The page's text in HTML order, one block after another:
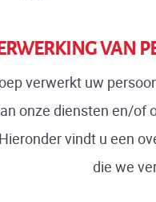
VAN
verwerkt uw
onze diensten en/of
vindt u een
die we